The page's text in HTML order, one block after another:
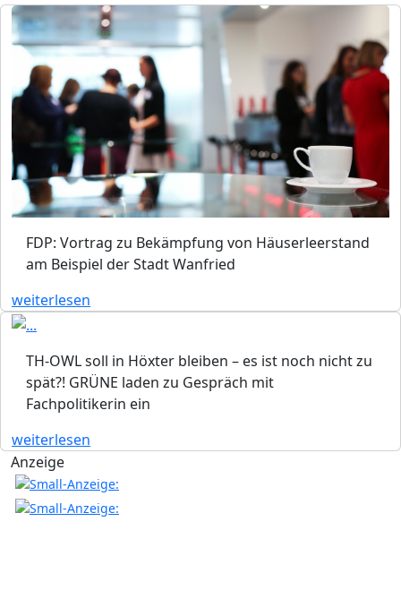
FDP: Vortrag zu Bekämpfung von Häuserleerstand
am Beispiel der Stadt Wanfried
weiterlesen
TH-OWL soll in Höxter bleiben – es ist noch nicht zu
spät?! GRÜNE laden zu Gespräch mit
Fachpolitikerin ein
weiterlesen
Anzeige